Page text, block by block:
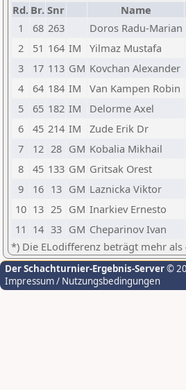
Rd. Br. Snr Name
1
68 263 Doros Radu-Marian
2
51 164 IM Yilmaz Mustafa
3
17 113 GM Kovchan Alexander
4
64 184 IM Van Kampen Robin
5
65 182 IM Delorme Axel
6
45 214 IM Zude Erik Dr
7
12 28 GM Kobalia Mikhail
8
45 133 GM Gritsak Orest
9
16 13 GM Laznicka Viktor
10 13 25 GM Inarkiev Ernesto
11 14 33 GM Cheparinov Ivan
*) Die ELodifferenz beträgt mehr
Der Schachturnier-Ergebnis-Server©
Impressum / Nutzungsbedingungen